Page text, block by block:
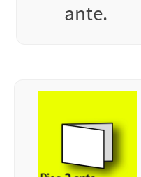
ante.